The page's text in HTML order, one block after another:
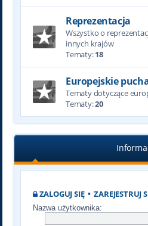
Reprezentacja
Wszystko o
innych krajów
Tematy:18
Europejskie
Tematy dotyczące
Tematy:20
ZALOGUJ SIĘ•ZAREJESTRUJ
Nazwa użytkownika: